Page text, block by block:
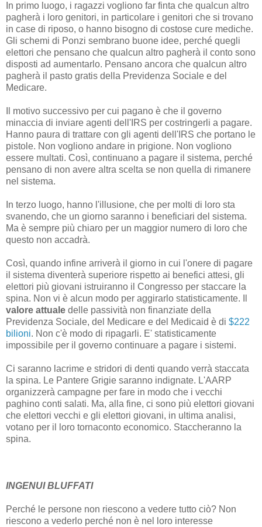
In primo luogo, i ragazzi vogliono far finta che qualcun altro
pagherà i loro genitori, in particolare i genitori che si trovano
in case di riposo, o hanno bisogno di costose cure mediche.
Gli schemi di Ponzi sembrano buone idee, perché quegli
elettori che pensano che qualcun altro pagherà il conto sono
disposti ad aumentarlo. Pensano ancora che qualcun altro
pagherà il pasto gratis della Previdenza Sociale e del
Medicare.
Il motivo successivo per cui pagano è che il governo
minaccia di inviare agenti dell'IRS per costringerli a pagare.
Hanno paura di trattare con gli agenti dell'IRS che portano le
pistole. Non vogliono andare in prigione. Non vogliono
essere multati. Così, continuano a pagare il sistema, perché
pensano di non avere altra scelta se non quella di rimanere
nel sistema.
In terzo luogo, hanno l'illusione, che per molti di loro sta
svanendo, che un giorno saranno i beneficiari del sistema.
Ma è sempre più chiaro per un maggior numero di loro che
questo non accadrà.
Così, quando infine arriverà il giorno in cui l'onere di pagare
il sistema diventerà superiore rispetto ai benefici attesi, gli
elettori più giovani istruiranno il Congresso per staccare la
spina. Non vi è alcun modo per aggirarlo statisticamente. Il
valore attuale delle passività non finanziate della
Previdenza Sociale, del Medicare e del Medicaid è di $222
bilioni. Non c'è modo di ripagarli. E' statisticamente
impossibile per il governo continuare a pagare i sistemi.
Ci saranno lacrime e stridori di denti quando verrà staccata
la spina. Le Pantere Grigie saranno indignate. L'AARP
organizzerà campagne per fare in modo che i vecchi
paghino conti salati. Ma, alla fine, ci sono più elettori giovani
che elettori vecchi e gli elettori giovani, in ultima analisi,
votano per il loro tornaconto economico. Staccheranno la
spina.
INGENUI BLUFFATI
Perché le persone non riescono a vedere tutto ciò? Non
riescono a vederlo perché non è nel loro interesse